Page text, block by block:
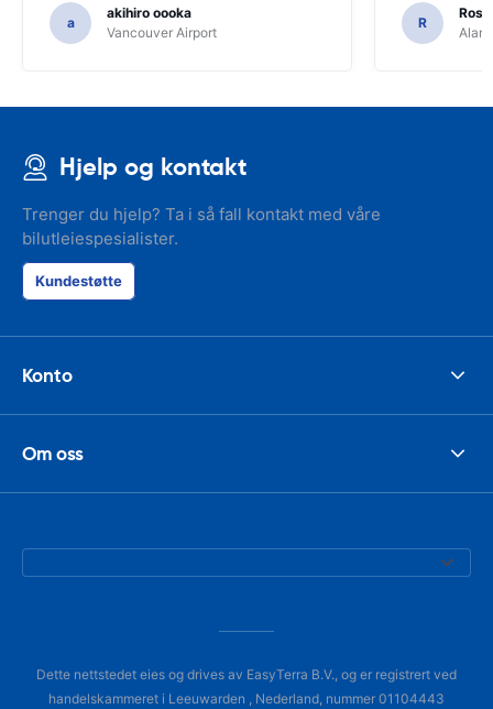
a
akihiro oooka
Vancouver Airport
R
Hjelp og kontakt
Trenger du hjelp? Ta i så fall kontakt med våre
bilutleiespesialister.
Kundestøtte
Konto
Om oss
Dette nettstedet eies og drives av EasyTerra B.V., og er registrert ved
handelskammeret i Leeuwarden , Nederland, nummer 01104443